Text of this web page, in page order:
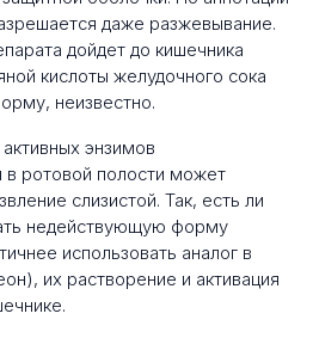
даже разжевывание.
дойдет до кишечника
кислоты желудочного сока
неизвестно.
энзимов
ротовой полости может
слизистой. Так, есть ли
недействующую форму
использовать аналог в
их растворение и активация